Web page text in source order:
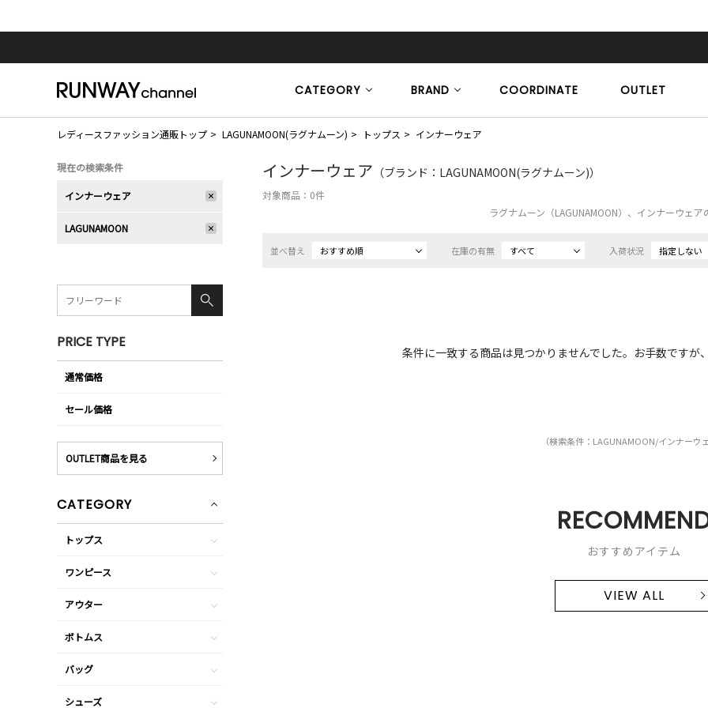
CATEGORY BRAND COORDINATE OUTLET
レディースファッション通販トップ LAGUNAMOON(ラグナムーン) トップス インナーウェア
インナーウェア （ブランド：LAGUNAMOON(ラグナムーン)）
対象商品： 0件
ラグナムーン（LAGUNAMOON）、インナーウェア
並べ替え おすすめ順 在庫の有無 すべて 入荷状況 指定しない
条件に一致する商品は見つかりませんでした。お手数ですが
（検索条件：LAGUNAMOON/インナーウェ
おすすめアイテム
VIEW ALL
現在の検索条件
インナーウェア
LAGUNAMOON
PRICE TYPE
通常価格
セール価格
OUTLET商品を見る
CATEGORY
トップス
ワンピース
アウター
ボトムス
バッグ
シューズ